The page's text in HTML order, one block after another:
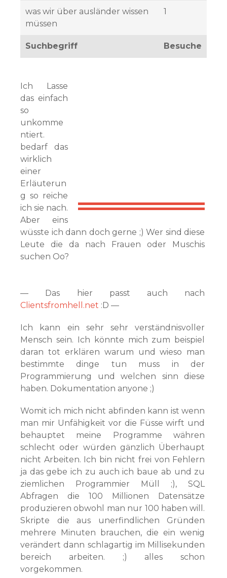
was wir über ausländer wissen
müssen
1
Suchbegriff Besuche
Ich Lasse
das einfach
so
unkomme
ntiert.
bedarf das
wirklich
einer
Erläuterun
g so reiche
ich sie nach.
Aber eins
wüsste ich dann doch gerne ;) Wer sind diese
Leute die da nach Frauen oder Muschis
suchen Oo?
— Das hier passt auch nach
Clientsfromhell.net :D —
Ich kann ein sehr sehr verständnisvoller
Mensch sein. Ich könnte mich zum beispiel
daran tot erklären warum und wieso man
bestimmte dinge tun muss in der
Programmierung und welchen sinn diese
haben. Dokumentation anyone ;)
Womit ich mich nicht abfinden kann ist wenn
man mir Unfähigkeit vor die Füsse wirft und
behauptet meine Programme währen
schlecht oder würden gänzlich Überhaupt
nicht Arbeiten. Ich bin nicht frei von Fehlern
ja das gebe ich zu auch ich baue ab und zu
ziemlichen Programmier Müll ;), SQL
Abfragen die 100 Millionen Datensätze
produzieren obwohl man nur 100 haben will.
Skripte die aus unerfindlichen Gründen
mehrere Minuten brauchen, die ein wenig
verändert dann schlagartig im Millisekunden
bereich arbeiten. ;) alles schon
vorgekommen.